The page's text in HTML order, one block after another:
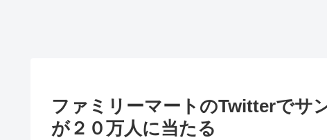
ファミリーマートのTwitterでサ
が２０万人に当たる